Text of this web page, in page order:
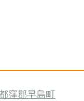
窪郡早島町